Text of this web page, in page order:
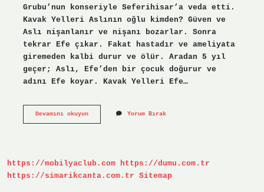
Grubu’nun konseriyle Seferihisar’a veda etti.
Kavak Yelleri Aslının oğlu kimden? Güven ve
Aslı nişanlanır ve nişanı bozarlar. Sonra
tekrar Efe çıkar. Fakat hastadır ve ameliyata
giremeden kalbi durur ve ölür. Aradan 5 yıl
geçer; Aslı, Efe’den bir çocuk doğurur ve
adını Efe koyar. Kavak Yelleri Efe…
Devamını okuyunKavak
Dönüyor
Yorum Bırak
https://mobilyaclub.com https://dumu.com.tr
https://simarikcanta.com.tr Sitemap